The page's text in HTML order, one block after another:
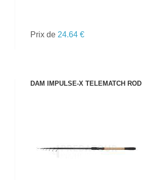
Prix de 24.64 €
DAM IMPULSE-X TELEMATCH ROD